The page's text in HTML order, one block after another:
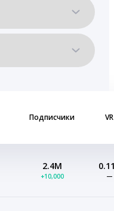
Подписчики VR
2.4M
+10,000 —